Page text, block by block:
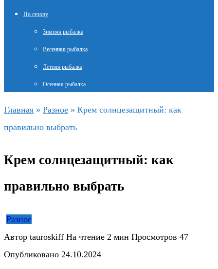
По сезону
Зимняя рыбалка
Весенняя рыбалка
Летняя рыбалка
Осенняя рыбалка
Главная » Разное » Крем солнцезащитный: как
правильно выбрать
Крем солнцезащитный: как
правильно выбрать
Разное
Автор tauroskiff На чтение 2 мин Просмотров 47
Опубликовано 24.10.2024